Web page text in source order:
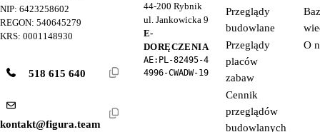
NIP: 6423258602
REGON: 540645279
KRS: 0001148930
518 615 640
kontakt@figura.team
44-200 Rybnik
ul. Jankowicka 9
E-
DORĘCZENIA
AE:PL-82495-4
4996-CWADW-19
Przeglądy
budowlane
Przeglądy
placów
zabaw
Cennik
przeglądów
budowlanych
O